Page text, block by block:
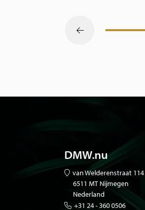
DMW.nu
van Welderenstraat 114
6511 MT Nijmegen
Nederland
+31 24 - 360 0506